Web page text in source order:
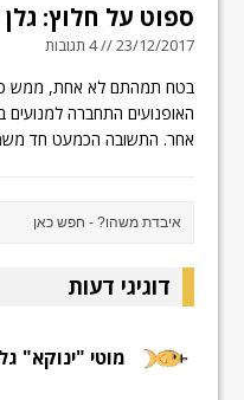
ספוט על חלוץ:
23/12/2017 // 4 תגובות
בטח תמהתם לא אחת, ממש
אחר. התשובה הכמעט חד
דוגיגי דעות
מוטי "ינוקא"